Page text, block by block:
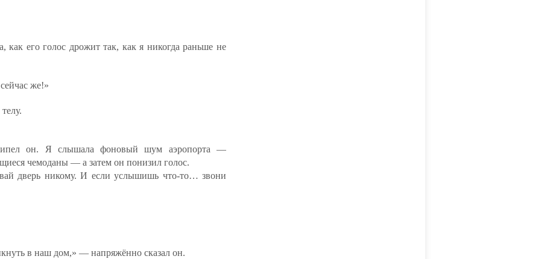
как его голос дрожит так, как я никогда раньше не
же!»
он. Я слышала фоновый шум аэропорта —
чемоданы — а затем он понизил голос.
дверь никому. И если услышишь что-то… звони
в наш дом,» — напряжённо сказал он.